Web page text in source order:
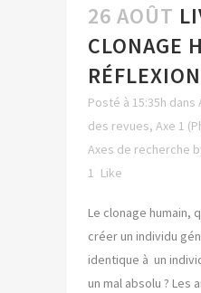
26 AOÛT
CLONAGE
Posté à 15:35h dans
des revues, Axe 1
Axes de recherche
1
Like
Le clonage humain,
créer un individu
identique à un
un mal absolu ? Les